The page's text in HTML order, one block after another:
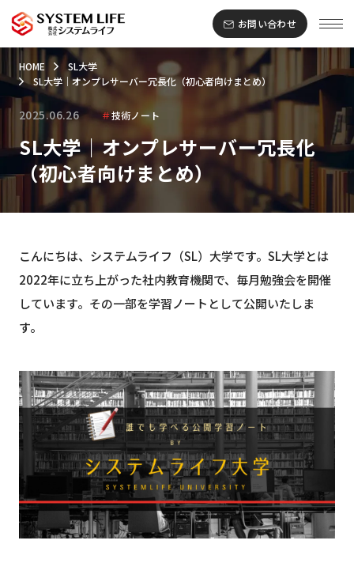
お問い合わせ
HOME
SL大学
SL大学｜オンプレサーバー冗長化（初心者向けまとめ）
2025.06.26 ＃技術ノート
SL大学｜オンプレサーバー冗長化
（初心者向けまとめ）
こんにちは、システムライフ（SL）大学です。SL大学とは
2022年に立ち上がった社内教育機関で、毎月勉強会を開催
しています。その一部を学習ノートとして公開いたしま
す。